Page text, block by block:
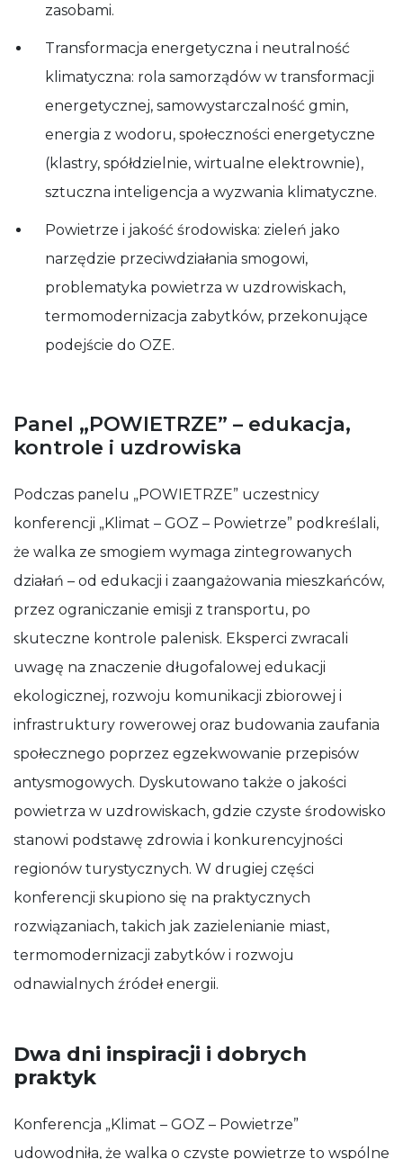
zasobami.
Transformacja energetyczna i neutralność
klimatyczna: rola samorządów w transformacji
energetycznej, samowystarczalność gmin,
energia z wodoru, społeczności energetyczne
(klastry, spółdzielnie, wirtualne elektrownie),
sztuczna inteligencja a wyzwania klimatyczne.
Powietrze i jakość środowiska: zieleń jako
narzędzie przeciwdziałania smogowi,
problematyka powietrza w uzdrowiskach,
termomodernizacja zabytków, przekonujące
podejście do OZE.
Panel „POWIETRZE” – edukacja,
kontrole i uzdrowiska
Podczas panelu „POWIETRZE” uczestnicy
konferencji „Klimat – GOZ – Powietrze” podkreślali,
że walka ze smogiem wymaga zintegrowanych
działań – od edukacji i zaangażowania mieszkańców,
przez ograniczanie emisji z transportu, po
skuteczne kontrole palenisk. Eksperci zwracali
uwagę na znaczenie długofalowej edukacji
ekologicznej, rozwoju komunikacji zbiorowej i
infrastruktury rowerowej oraz budowania zaufania
społecznego poprzez egzekwowanie przepisów
antysmogowych. Dyskutowano także o jakości
powietrza w uzdrowiskach, gdzie czyste środowisko
stanowi podstawę zdrowia i konkurencyjności
regionów turystycznych. W drugiej części
konferencji skupiono się na praktycznych
rozwiązaniach, takich jak zazielenianie miast,
termomodernizacji zabytków i rozwoju
odnawialnych źródeł energii.
Dwa dni inspiracji i dobrych
praktyk
Konferencja „Klimat – GOZ – Powietrze”
udowodniła, że walka o czyste powietrze to wspólne